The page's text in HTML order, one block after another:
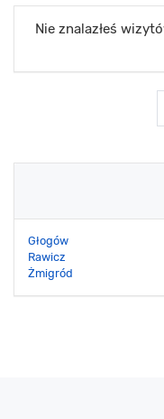
Nie znalazłeś
Głogów
Rawicz
Żmigród